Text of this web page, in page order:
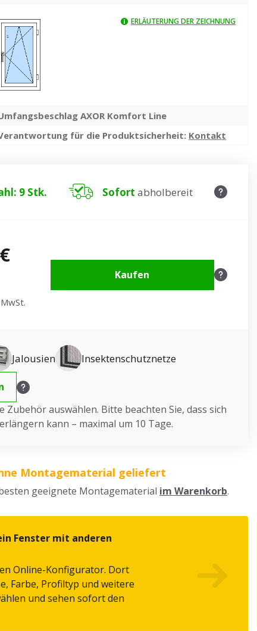
ERLÄUTERUNG DER ZEICHNUNG
AXOR Komfort Line
für die Produktsicherheit: Kontakt
9 Stk. Sofort abholbereit
Kaufen
Jalousien Insektenschutznetze
Zubehör auswählen. Bitte beachten Sie, dass sich
kann – maximal um 10 Tage.
Montagematerial geliefert
geeignete Montagematerial im Warenkorb.
Fenster mit anderen
Online-Konfigurator. Dort
Farbe, Profiltyp und weitere
und sehen sofort den